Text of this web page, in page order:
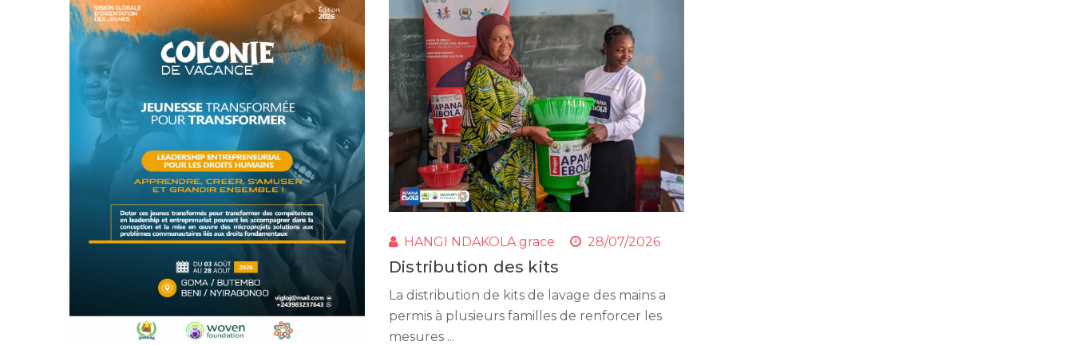
HANGI NDAKOLA grace 28/07/2026
Distribution des kits
La distribution de kits de lavage des mains a
permis à plusieurs familles de renforcer les
mesures ...